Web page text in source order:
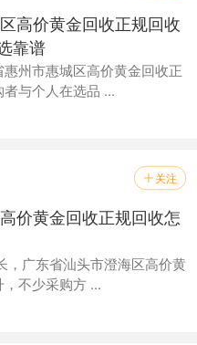
高价黄金回收正规回收
靠谱
州市惠城区高价黄金回收正
与个人在选品 ...
 关注
价黄金回收正规回收怎
，广东省汕头市澄海区高价黄
不少采购方 ...